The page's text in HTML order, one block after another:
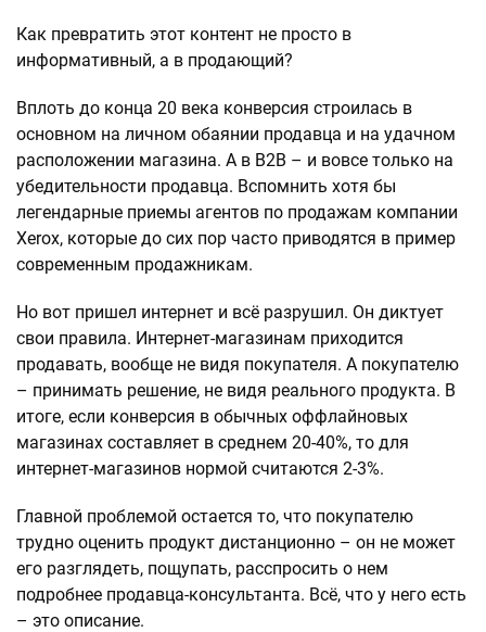
Как превратить этот контент не просто в
информативный, а в продающий?
Вплоть до конца 20 века конверсия строилась в
основном на личном обаянии продавца и на удачном
расположении магазина. А в В2В – и вовсе только на
убедительности продавца. Вспомнить хотя бы
легендарные приемы агентов по продажам компании
Хerox, которые до сих пор часто приводятся в пример
современным продажникам.
Но вот пришел интернет и всё разрушил. Он диктует
свои правила. Интернет-магазинам приходится
продавать, вообще не видя покупателя. А покупателю
– принимать решение, не видя реального продукта. В
итоге, если конверсия в обычных оффлайновых
магазинах составляет в среднем 20-40%, то для
интернет-магазинов нормой считаются 2-3%.
Главной проблемой остается то, что покупателю
трудно оценить продукт дистанционно – он не может
его разглядеть, пощупать, расспросить о нем
подробнее продавца-консультанта. Всё, что у него есть
– это описание.